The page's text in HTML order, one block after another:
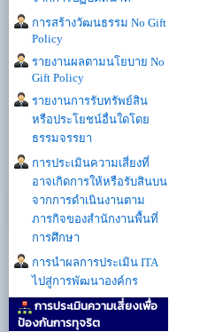
การสร้างวัฒนธรรม No Gift
Policy
รายงานผลตามนโยบาย No
Gift Policy
รายงานการรับทรัพย์สิน
หรือประโยชน์อื่นใดโดย
ธรรมจรรยา
การประเมินความเสี่ยงที่
อาจเกิดการให้หรือรับสินบน
จากการดำเนินงานตาม
ภารกิจของสำนักงานพื้นที่
การศึกษา
การนำผลการประเมิน ITA
ไปสู่การพัฒนาองค์กร
การประเมินความเสี่ยงเพื่อ
ป้องกันการทุจริต